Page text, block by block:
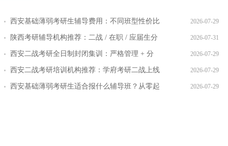
西安基础薄弱考研生辅导费用：不同班型性价比
对比
2026-07-29
陕西考研辅导机构推荐：二战 / 在职 / 应届生分
层教学方案
2026-07-31
西安二战考研全日制封闭集训：严格管理 + 分
层教学效果实测
2026-07-29
西安二战考研培训机构推荐：学府考研二战上线
率提升路径
2026-07-29
西安基础薄弱考研生适合报什么辅导班？从零起 2026-07-29